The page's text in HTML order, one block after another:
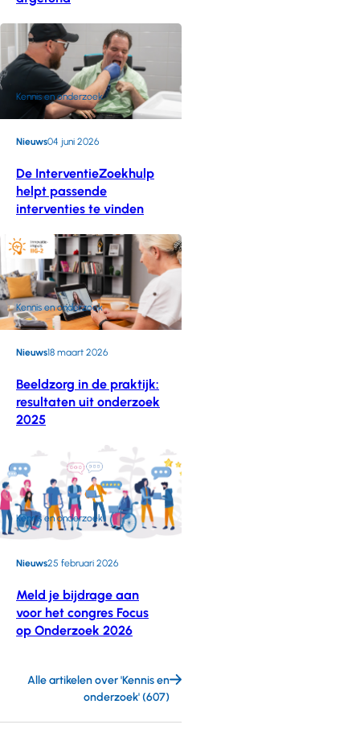
De InterventieZoekhulp
helpt passende
interventies te vinden
Nieuws04 juni 2026
Kennis en onderzoek
Beeldzorg in de praktijk:
resultaten uit onderzoek
2025
Nieuws18 maart 2026
Kennis en onderzoek
Meld je bijdrage aan
voor het congres Focus
op Onderzoek 2026
Nieuws25 februari 2026
Kennis en onderzoek
Alle artikelen over 'Kennis en
onderzoek' (607)